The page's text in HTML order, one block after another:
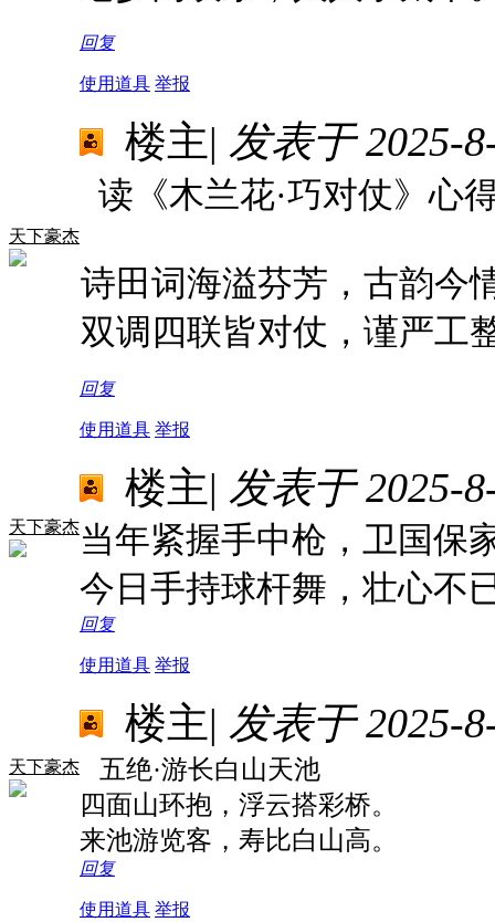
回复
使用道具 举报
天下豪杰
楼主| 发表于 2025-
读《木兰花·巧对仗》心
诗田词海溢芬芳，古韵今
双调四联皆对仗，谨严工
回复
使用道具 举报
天下豪杰
楼主| 发表于 2025-
当年紧握手中枪，卫国保
今日手持球杆舞，壮心不
回复
使用道具 举报
天下豪杰
楼主| 发表于 2025-
五绝·游长白山天池
四面山环抱，浮云搭彩桥。
来池游览客，寿比白山高。
回复
使用道具 举报